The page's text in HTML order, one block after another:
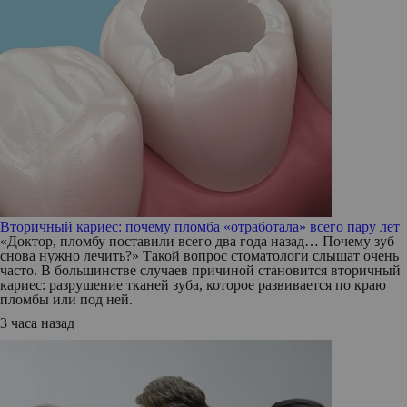
Вторичный кариес: почему пломба «отработала» всего пару лет
«Доктор, пломбу поставили всего два года назад… Почему зуб
снова нужно лечить?» Такой вопрос стоматологи слышат очень
часто. В большинстве случаев причиной становится вторичный
кариес: разрушение тканей зуба, которое развивается по краю
пломбы или под ней.
3 часа назад